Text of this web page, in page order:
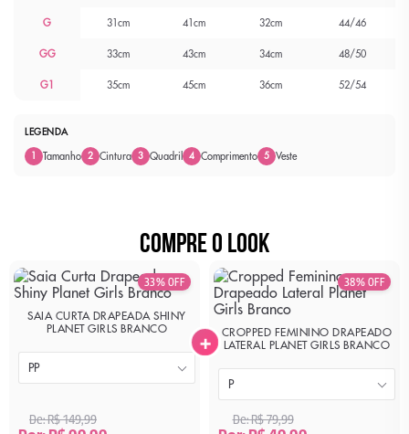
G 31cm 41cm 32cm 44/46
GG 33cm 43cm 34cm 48/50
G1 35cm 45cm 36cm 52/54
LEGENDA
1
Tamanho 2 Cintura 3 Quadril 4 Comprimento 5 Veste
COMPRE O LOOK
33% OFF
SAIA CURTA DRAPEADA SHINY
PLANET GIRLS BRANCO
PP
De: R$ 149,99
+
38% OFF
CROPPED FEMININO DRAPEADO
LATERAL PLANET GIRLS BRANCO
P
De: R$ 79,99